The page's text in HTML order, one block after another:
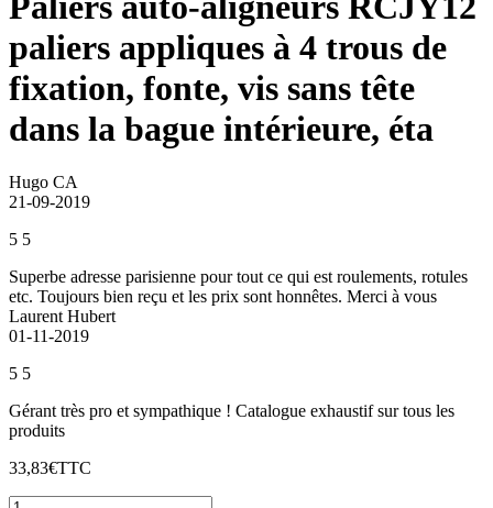
paliers appliques à 4 trous de
fixation, fonte, vis sans tête
dans la bague intérieure, éta
Hugo CA
21-09-2019
5 5
Superbe adresse parisienne pour tout ce qui est roulements, rotules
etc. Toujours bien reçu et les prix sont honnêtes. Merci à vous
Laurent Hubert
01-11-2019
5 5
Gérant très pro et sympathique ! Catalogue exhaustif sur tous les
produits
33,83€TTC